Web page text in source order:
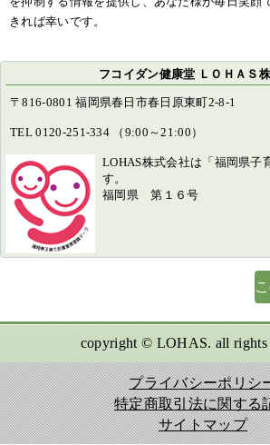
きれば幸いです。
フコイダン健康堂 ＬＯＨＡＳ
〒816-0801 福岡県春日市春日原東町2-8-1
TEL 0120-251-334 （9:00～21:00）
LOHAS株式会社は「福岡県子
す。
福岡県 第１６号
copyright © LOHAS. all rights
プライバシーポリシ
特定商取引法に関する
サイトマップ